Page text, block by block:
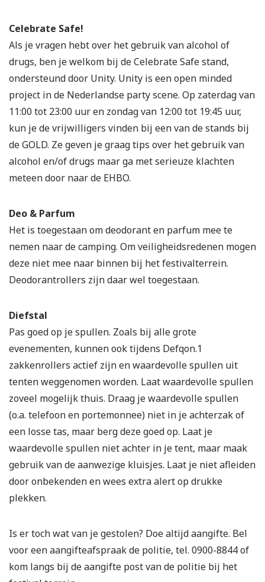
Celebrate Safe!
Als je vragen hebt over het gebruik van alcohol of
drugs, ben je welkom bij de Celebrate Safe stand,
ondersteund door Unity. Unity is een open minded
project in de Nederlandse party scene. Op zaterdag van
11:00 tot 23:00 uur en zondag van 12:00 tot 19:45 uur,
kun je de vrijwilligers vinden bij een van de stands bij
de GOLD. Ze geven je graag tips over het gebruik van
alcohol en/of drugs maar ga met serieuze klachten
meteen door naar de EHBO.
Deo & Parfum
Het is toegestaan om deodorant en parfum mee te
nemen naar de camping. Om veiligheidsredenen mogen
deze niet mee naar binnen bij het festivalterrein.
Deodorantrollers zijn daar wel toegestaan.
Diefstal
Pas goed op je spullen. Zoals bij alle grote
evenementen, kunnen ook tijdens Defqon.1
zakkenrollers actief zijn en waardevolle spullen uit
tenten weggenomen worden. Laat waardevolle spullen
zoveel mogelijk thuis. Draag je waardevolle spullen
(o.a. telefoon en portemonnee) niet in je achterzak of
een losse tas, maar berg deze goed op. Laat je
waardevolle spullen niet achter in je tent, maar maak
gebruik van de aanwezige kluisjes. Laat je niet afleiden
door onbekenden en wees extra alert op drukke
plekken.
Is er toch wat van je gestolen? Doe altijd aangifte. Bel
voor een aangifteafspraak de politie, tel. 0900-8844 of
kom langs bij de aangifte post van de politie bij het